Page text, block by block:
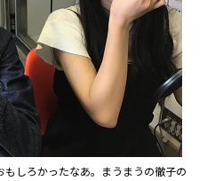
しろかったなあ。まうまうの徹子の